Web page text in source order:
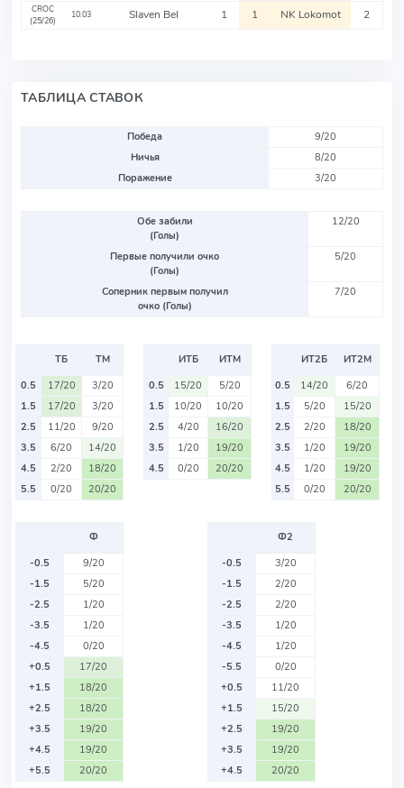
CROC
(25/26)
10.03 Slaven Bel 1 1 NK Lokomot 2
ТАБЛИЦА СТАВОК
Победа
9/20
Ничья
8/20
Поражение
3/20
Обе забили
(Голы)
12/20
Первые получили очко
(Голы)
5/20
Соперник первым получил
очко (Голы)
7/20
ТБ
ТМ
0.5
17/20
3/20
1.5
17/20
3/20
2.5
11/20
9/20
3.5
6/20
14/20
4.5
2/20
18/20
5.5
0/20 20/20
ИТБ
ИТМ
0.5
15/20
5/20
1.5
10/20
10/20
2.5
4/20
16/20
3.5
1/20
19/20
4.5
0/20 20/20
ИТ2Б
ИТ2М
0.5
14/20
6/20
1.5
5/20
15/20
2.5
2/20
18/20
3.5
1/20
19/20
4.5
1/20
19/20
5.5
0/20 20/20
Ф
-0.5
9/20
-1.5
5/20
-2.5
1/20
-3.5
1/20
-4.5
0/20
+0.5
17/20
+1.5
18/20
+2.5
18/20
+3.5
19/20
+4.5
19/20
+5.5
20/20
Ф2
-0.5
3/20
-1.5
2/20
-2.5
2/20
-3.5
1/20
-4.5
1/20
-5.5
0/20
+0.5
11/20
+1.5
15/20
+2.5
19/20
+3.5
19/20
+4.5
20/20